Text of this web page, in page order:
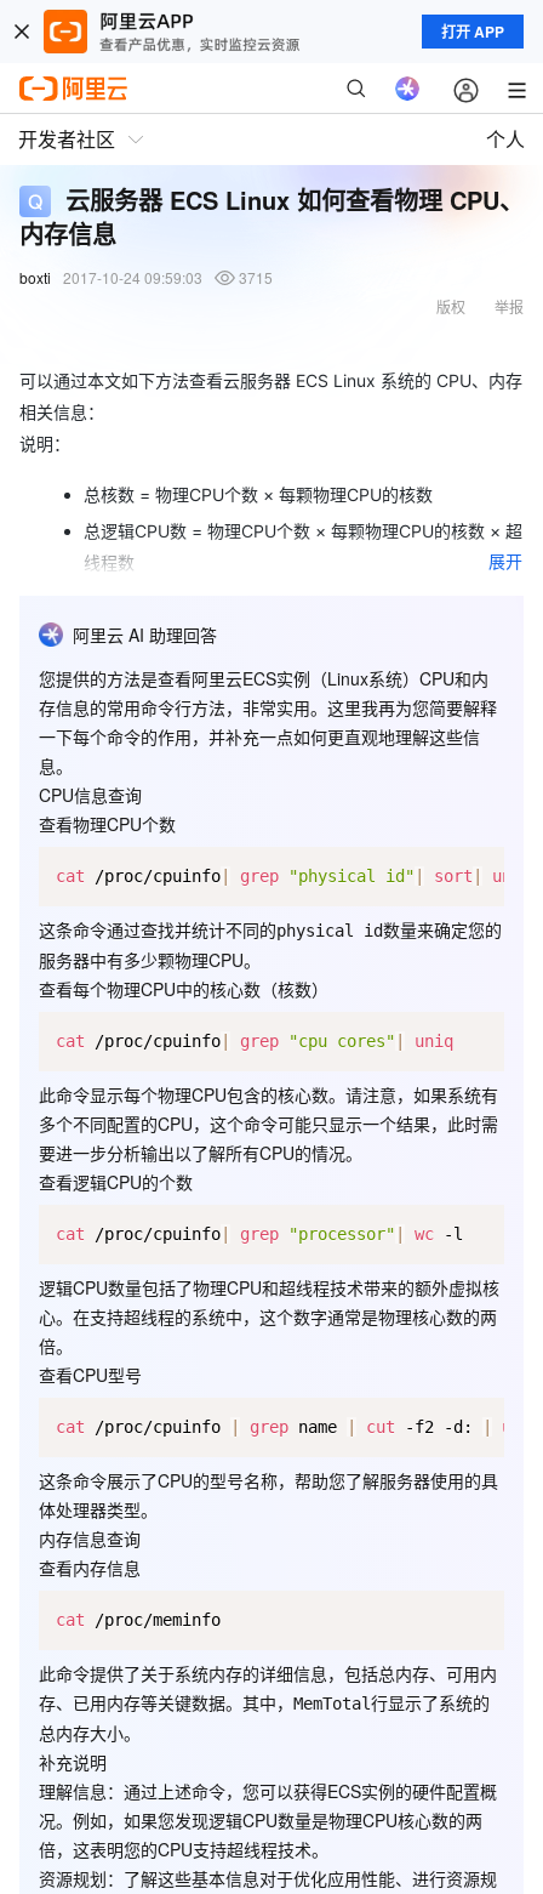
打开 APP
开发者社区 个人
云服务器 ECS Linux 如何查看物理 CPU、
内存信息
boxti 2017-10-24 09:59:03
3715
举报
版权
可以通过本文如下方法查看云服务器 ECS Linux 系统的 CPU、内存
相关信息：
说明：
总核数 = 物理CPU个数 × 每颗物理CPU的核数
总逻辑CPU数 = 物理CPU个数 × 每颗物理CPU的核数 × 超
线程数
1. 查看物理 CPU 个数
cat /proc/cpuinfo| grep "physical id"| sort| uniq| wc -l
2. 查看每个物理 CPU 中 core 的个数（即核数）
3. 查看逻辑 CPU 的个数
4. 查看 CPU 信息（型号）
cat /proc/cpuinfo | grep name | cut -f2 -d: | uniq -c
5. 查看内存信息
cat /proc/meminfo
展开
阿里云 AI 助理回答
您提供的方法是查看阿里云ECS实例（Linux系统）CPU和内
存信息的常用命令行方法，非常实用。这里我再为您简要解释
一下每个命令的作用，并补充一点如何更直观地理解这些信
息。
CPU信息查询
查看物理CPU个数
cat /proc/cpuinfo grep "physical id" sort uniq
这条命令通过查找并统计不同的physical id数量来确定您的
服务器中有多少颗物理CPU。
查看每个物理CPU中的核心数（核数）
cat /proc/cpuinfo grep "cpu cores" uniq
此命令显示每个物理CPU包含的核心数。请注意，如果系统有
多个不同配置的CPU，这个命令可能只显示一个结果，此时需
要进一步分析输出以了解所有CPU的情况。
查看逻辑CPU的个数
cat /proc/cpuinfo grep "processor" wc
逻辑CPU数量包括了物理CPU和超线程技术带来的额外虚拟核
心。在支持超线程的系统中，这个数字通常是物理核心数的两
倍。
查看CPU型号
cat /proc/cpuinfo grep name cut -f2 -d: uniq
这条命令展示了CPU的型号名称，帮助您了解服务器使用的具
体处理器类型。
内存信息查询
查看内存信息
cat
此命令提供了关于系统内存的详细信息，包括总内存、可用内
存、已用内存等关键数据。其中， MemTotal行显示了系统的
总内存大小。
补充说明
理解信息：通过上述命令，您可以获得ECS实例的硬件配置概
况。例如，如果您发现逻辑CPU数量是物理CPU核心数的两
倍，这表明您的CPU支持超线程技术。
资源规划：了解这些基本信息对于优化应用性能、进行资源规